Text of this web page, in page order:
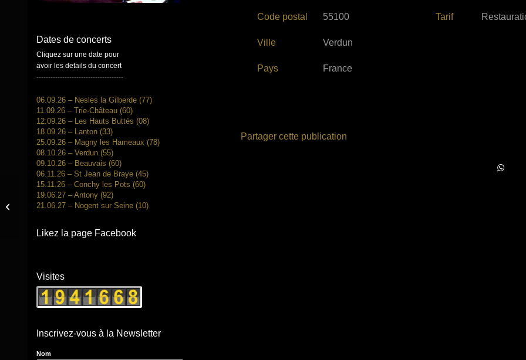
Code postal 55100 Tarif
Ville Verdun
Pays France
Partager cette publication
Dates de concerts
Cliquez sur une date pour
avoir les details du concert
-------------------------------------
06.09.26 – Nesles la Gilberde (77)
11.09.26 – Trie-Château (60)
12.09.26 – Les Hauts Buttés (08)
18.09.26 – Lanton (33)
25.09.26 – Magny les Hameaux (78)
08.10.26 – Verdun (55)
09.10.26 – Beauvais (60)
06.11.26 – St Jean de Braye (45)
15.11.26 – Conchy les Pots (60)
19.06.27 – Antony (92)
21.06.27 – Nogent sur Seine (10)
Likez la page Facebook
Visites
Inscrivez-vous à la Newsletter
Nom
25.09.26 – Magny les Hameaux (78)